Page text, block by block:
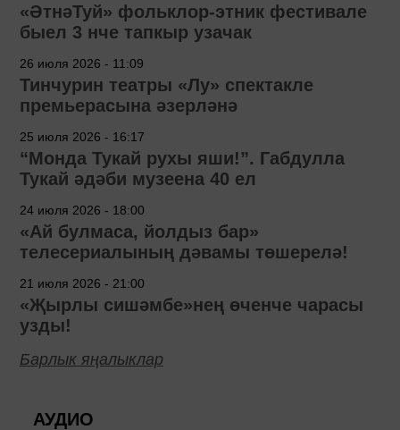
«ӘтнәТуй» фольклор-этник фестивале
быел 3 нче тапкыр узачак
26 июля 2026 - 11:09
Тинчурин театры «Лу» спектакле
премьерасына әзерләнә
25 июля 2026 - 16:17
“Монда Тукай рухы яши!”. Габдулла
Тукай әдәби музеена 40 ел
24 июля 2026 - 18:00
«Ай булмаса, йолдыз бар»
телесериалының дәвамы төшерелә!
21 июля 2026 - 21:00
«Җырлы сишәмбе»нең өченче чарасы
узды!
Барлык яңалыклар
АУДИО